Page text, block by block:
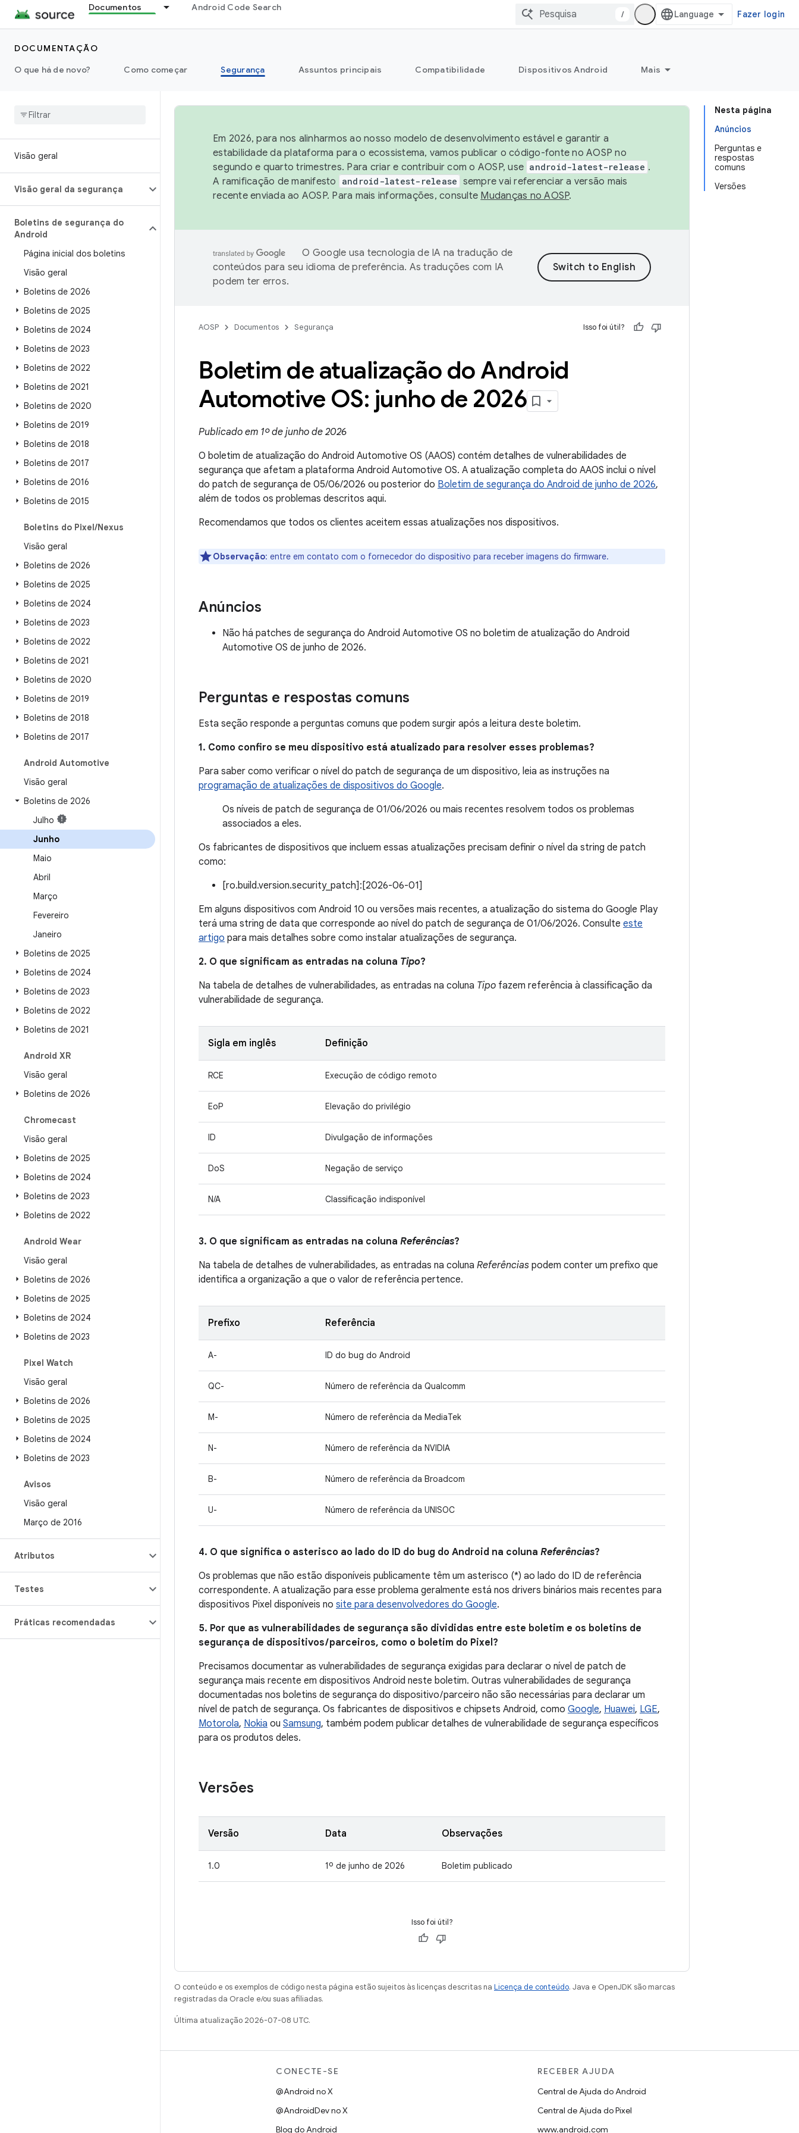
Documentos Android Code Search
/ Fazer login
DOCUMENTAÇÃO
O que há de novo?
Como começar Segurança Assuntos principais Compatibilidade Dispositivos Android Mais
Visão geral
Visão geral da segurança
Boletins de segurança do
Android
Página inicial dos boletins
Visão geral
Boletins de 2026
Boletins de 2025
Boletins de 2024
Boletins de 2023
Boletins de 2022
Boletins de 2021
Boletins de 2020
Boletins de 2019
Boletins de 2018
Boletins de 2017
Boletins de 2016
Boletins de 2015
Boletins do Pixel/Nexus
Visão geral
Boletins de 2026
Boletins de 2025
Boletins de 2024
Boletins de 2023
Boletins de 2022
Boletins de 2021
Boletins de 2020
Boletins de 2019
Boletins de 2018
Boletins de 2017
Android Automotive
Visão geral
Boletins de 2026
Julho
Junho
Maio
Abril
Março
Fevereiro
Janeiro
Boletins de 2025
Boletins de 2024
Boletins de 2023
Boletins de 2022
Boletins de 2021
Android XR
Visão geral
Boletins de 2026
Chromecast
Visão geral
Boletins de 2025
Boletins de 2024
Boletins de 2023
Boletins de 2022
Android Wear
Visão geral
Boletins de 2026
Boletins de 2025
Boletins de 2024
Boletins de 2023
Pixel Watch
Visão geral
Boletins de 2026
Boletins de 2025
Boletins de 2024
Boletins de 2023
Avisos
Visão geral
Março de 2016
Atributos
Testes
Práticas recomendadas
Nesta página
Anúncios
Perguntas e
respostas
comuns
Versões
Em 2026, para nos alinharmos ao nosso modelo de desenvolvimento estável e garantir a
estabilidade da plataforma para o ecossistema, vamos publicar o código-fonte no AOSP no
segundo e quarto trimestres. Para criar e contribuir com o AOSP, use android-latest-release .
A ramificação de manifesto
android-latest-release sempre vai referenciar a versão mais
recente enviada ao AOSP. Para mais informações, consulte Mudanças no AOSP.
O Google usa tecnologia de IA na tradução de
conteúdos para seu idioma de preferência. As traduções com IA
podem ter erros.
AOSP Documentos Segurança Isso foi útil?
Boletim de atualização do Android
Automotive OS: junho de 2026
Publicado em 1º de junho de 2026
O boletim de atualização do Android Automotive OS (AAOS) contém detalhes de vulnerabilidades de
segurança que afetam a plataforma Android Automotive OS. A atualização completa do AAOS inclui o nível
do patch de segurança de 05/06/2026 ou posterior do Boletim de segurança do Android de junho de 2026,
além de todos os problemas descritos aqui.
Recomendamos que todos os clientes aceitem essas atualizações nos dispositivos.
Observação: entre em contato com o fornecedor do dispositivo para receber imagens do firmware.
Anúncios
Não há patches de segurança do Android Automotive OS no boletim de atualização do Android
Automotive OS de junho de 2026.
Perguntas e respostas comuns
Esta seção responde a perguntas comuns que podem surgir após a leitura deste boletim.
1. Como confiro se meu dispositivo está atualizado para resolver esses problemas?
Para saber como verificar o nível do patch de segurança de um dispositivo, leia as instruções na
programação de atualizações de dispositivos do Google.
Os níveis de patch de segurança de 01/06/2026 ou mais recentes resolvem todos os problemas
associados a eles.
Os fabricantes de dispositivos que incluem essas atualizações precisam definir o nível da string de patch
como:
[ro.build.version.security_patch]:[2026-06-01]
Em alguns dispositivos com Android 10 ou versões mais recentes, a atualização do sistema do Google Play
terá uma string de data que corresponde ao nível do patch de segurança de 01/06/2026. Consulte este
artigo para mais detalhes sobre como instalar atualizações de segurança.
2. O que significam as entradas na coluna Tipo?
Na tabela de detalhes de vulnerabilidades, as entradas na coluna Tipo fazem referência à classificação da
vulnerabilidade de segurança.
Sigla em inglês Definição
RCE Execução de código remoto
EoP Elevação do privilégio
ID Divulgação de informações
DoS Negação de serviço
N/A Classificação indisponível
3. O que significam as entradas na coluna Referências?
Na tabela de detalhes de vulnerabilidades, as entradas na coluna Referências podem conter um prefixo que
identifica a organização a que o valor de referência pertence.
Prefixo Referência
A- ID do bug do Android
QC- Número de referência da Qualcomm
M- Número de referência da MediaTek
N- Número de referência da NVIDIA
B- Número de referência da Broadcom
U- Número de referência da UNISOC
4. O que significa o asterisco ao lado do ID do bug do Android na coluna Referências?
Os problemas que não estão disponíveis publicamente têm um asterisco (*) ao lado do ID de referência
correspondente. A atualização para esse problema geralmente está nos drivers binários mais recentes para
dispositivos Pixel disponíveis no site para desenvolvedores do Google.
5. Por que as vulnerabilidades de segurança são divididas entre este boletim e os boletins de
segurança de dispositivos / parceiros, como o boletim do Pixel?
Precisamos documentar as vulnerabilidades de segurança exigidas para declarar o nível de patch de
segurança mais recente em dispositivos Android neste boletim. Outras vulnerabilidades de segurança
documentadas nos boletins de segurança do dispositivo / parceiro não são necessárias para declarar um
nível de patch de segurança. Os fabricantes de dispositivos e chipsets Android, como Google, Huawei, LGE,
Motorola, Nokia ou Samsung, também podem publicar detalhes de vulnerabilidade de segurança específicos
para os produtos deles.
Versões
Versão Data Observações
1.0 1º de junho de 2026 Boletim publicado
Isso foi útil?
O conteúdo e os exemplos de código nesta página estão sujeitos às licenças descritas na Licença de conteúdo. Java e OpenJDK são marcas
registradas da Oracle e/ou suas afiliadas.
Última atualização 2026-07-08 UTC.
CONECTE-SE
@Android no X
@AndroidDev no X
Blog do Android
RECEBER AJUDA
Central de Ajuda do Android
Central de Ajuda do Pixel
www.android.com